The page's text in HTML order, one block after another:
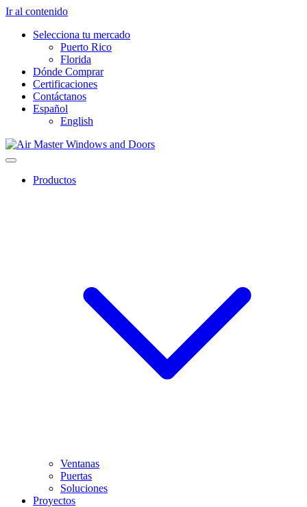
Ir al contenido
Selecciona tu mercado
Puerto Rico
Florida
Dónde Comprar
Certificaciones
Contáctanos
Español
English
Productos
Ventanas
Puertas
Soluciones
Proyectos